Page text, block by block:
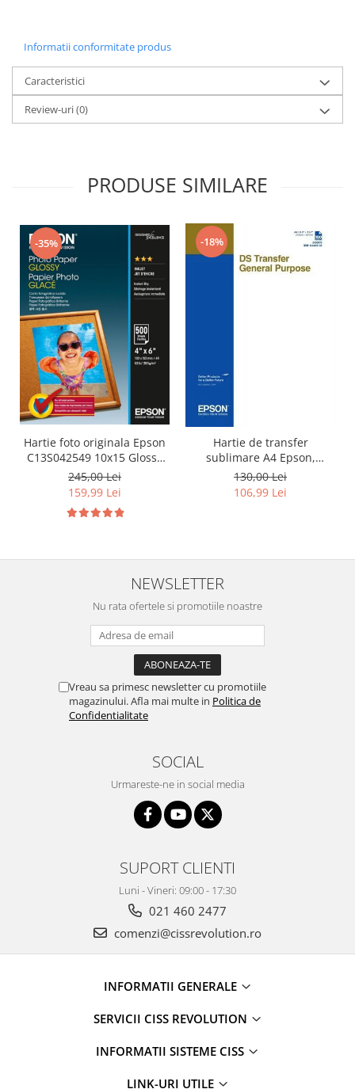
Informatii conformitate produs
Caracteristici
Review-uri(0)
PRODUSE SIMILARE
-35%
Hartie foto originala Epson
C13S042549 10x15 Glossy
200g/mp, 500 coli
245,00 Lei
159,99 Lei
-18%
Hartie de transfer
sublimare A4 Epson,
100coli/top, SC-F100 SC-
F500
130,00 Lei
106,99 Lei
NEWSLETTER
Nu rata ofertele si promotiile noastre
Vreau sa primesc newsletter cu promotiile
magazinului. Afla mai multe in Politica de
Confidentialitate
SOCIAL
Urmareste-ne in social media
SUPORT CLIENTI
Luni - Vineri: 09:00 - 17:30
021 460 2477
comenzi@cissrevolution.ro
INFORMATII GENERALE
SERVICII CISS REVOLUTION
INFORMATII SISTEME CISS
LINK-URI UTILE